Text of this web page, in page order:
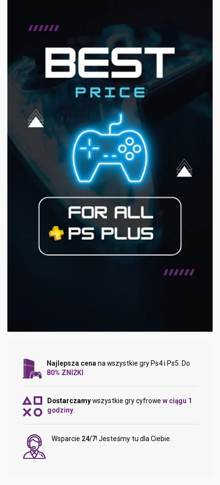
Najlepsza cena na wszystkie gry Ps4 i Ps5. Do
80% ZNIŻKI
Dostarczamywszystkie gry cyfrowe w ciągu 1
godziny
Wsparcie 24/7! Jesteśmy tu dla Ciebie.